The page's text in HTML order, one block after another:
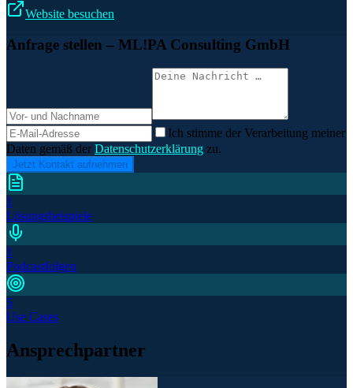
Website besuchen
Anfrage stellen – ML!PA Consulting GmbH
Ich stimme der Verarbeitung meiner
Daten gemäß der Datenschutzerklärung zu.
Jetzt Kontakt aufnehmen
1
Lösungsbeispiele
1
Podcastfolgen
5
Use Cases
Ansprechpartner